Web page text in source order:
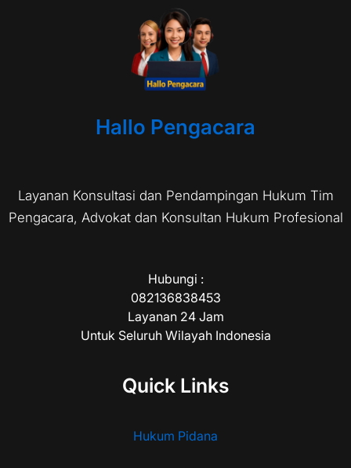
Hallo Pengacara
Layanan Konsultasi dan Pendampingan Hukum Tim
Pengacara, Advokat dan Konsultan Hukum Profesional
Hubungi :
082136838453
Layanan 24 Jam
Untuk Seluruh Wilayah Indonesia
Quick Links
Hukum Pidana